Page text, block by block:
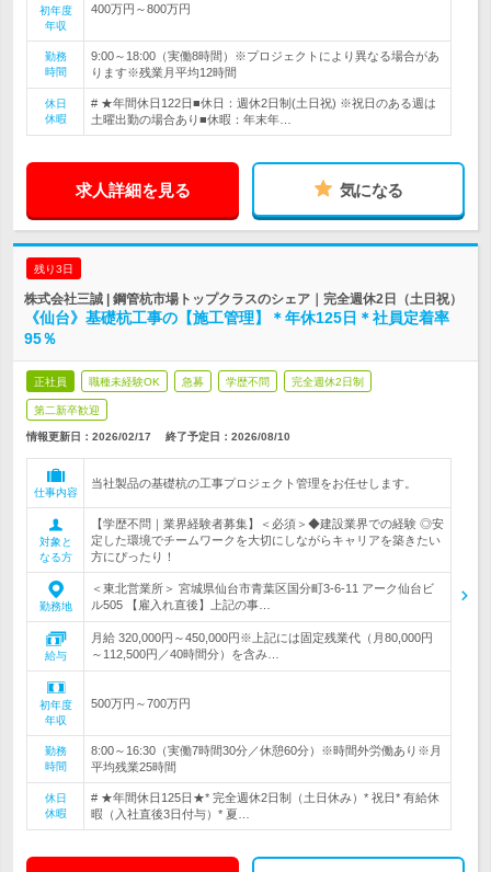
初年度
年収
400万円～800万円
勤務
時間
9:00～18:00（実働8時間）※プロジェクトにより異なる場合があ
ります※残業月平均12時間
休日
休暇
# ★年間休日122日■休日：週休2日制(土日祝) ※祝日のある週は
土曜出勤の場合あり■休暇：年末年…
求人詳細を見る 気になる
残り3日
株式会社三誠 | 鋼管杭市場トップクラスのシェア｜完全週休2日（土日祝）
《仙台》基礎杭工事の【施工管理】＊年休125日＊社員定着率
95％
正社員 職種未経験OK 急募 学歴不問 完全週休2日制
第二新卒歓迎
情報更新日：2026/02/17 終了予定日： 2026/08/10
仕事内容
当社製品の基礎杭の工事プロジェクト管理をお任せします。
対象と
なる方
【学歴不問｜業界経験者募集】＜必須＞◆建設業界での経験 ◎安
定した環境でチームワークを大切にしながらキャリアを築きたい
方にぴったり！
勤務地
＜東北営業所＞ 宮城県仙台市青葉区国分町3-6-11 アーク仙台ビ
ル505 【雇入れ直後】上記の事…
給与
月給 320,000円～450,000円※上記には固定残業代（月80,000円
～112,500円／40時間分）を含み…
初年度
年収
500万円～700万円
勤務
時間
8:00～16:30（実働7時間30分／休憩60分）※時間外労働あり※月
平均残業25時間
休日
休暇
# ★年間休日125日★* 完全週休2日制（土日休み）* 祝日* 有給休
暇（入社直後3日付与）* 夏…